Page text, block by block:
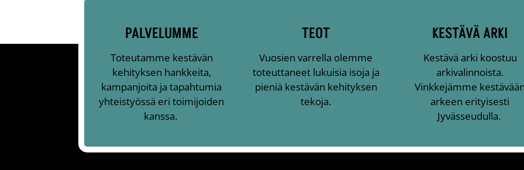
PALVELUMME
Toteutamme kestävän
kehityksen hankkeita,
kampanjoita ja tapahtumia
yhteistyössä eri toimijoiden
kanssa.
TEOT
Vuosien varrella olemme
toteuttaneet lukuisia isoja ja
pieniä kestävän kehityksen
tekoja.
KESTÄVÄ ARKI
Kestävä arki koostuu
arkivalinnoista.
Vinkkejämme
arkeen erityisesti
Jyvässeudulla.